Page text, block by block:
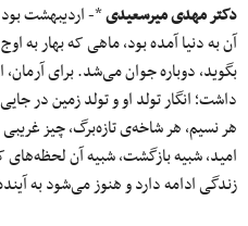
دکتر مهدی میرسعیدی*- اردیبهشت
آن به دنیا آمده بود، ماهی که بهار به
بگوید، دوباره جوان می‌شد. برای
داشت؛ انگار تولد او و تولد زمین در
هر نسیم، هر شاخه‌ی تازه‌برگ، چیز‌
امید، شبیه بازگشت، شبیه آن
زندگی ادامه دارد و هنوز می‌شود به